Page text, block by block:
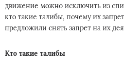
движение можно исключить из
кто такие талибы, почему их
предложили снять запрет на их
Кто такие талибы